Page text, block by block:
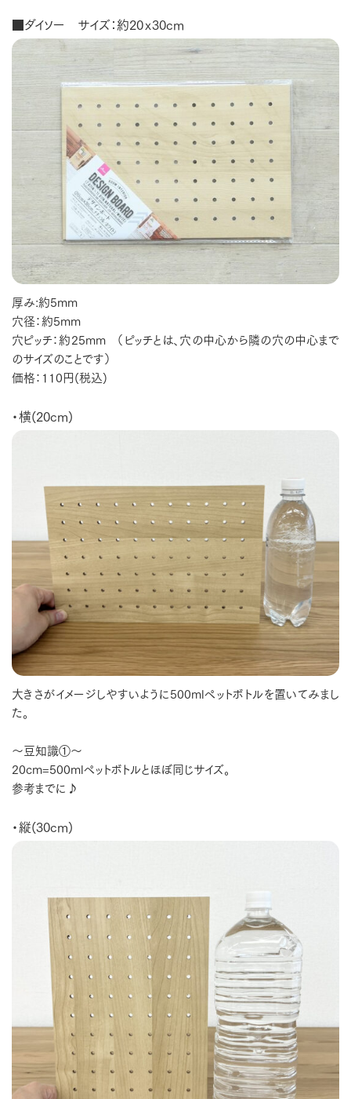
■ダイソー サイズ：約20ｘ30cm
厚み:約5mm
穴径：約5mm
穴ピッチ：約25mm （ピッチとは、穴の中心から隣の穴の中心まで
のサイズのことです）
価格：110円(税込)
・横(20cm)
大きさがイメージしやすいように500mlペットボトルを置いてみまし
た。
～豆知識①～
20cm=500mlペットボトルとほぼ同じサイズ。
参考までに♪
・縦(30cm)